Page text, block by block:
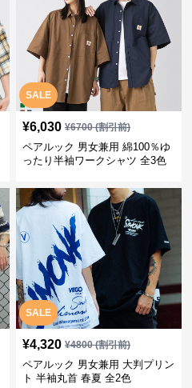
SALE
¥6,030 ¥6700(割引前)
ペアルック 男女兼用 綿100％ゆ
ったり半袖ワークシャツ 全3色
SALE
¥4,320 ¥4800(割引前)
ペアルック 男女兼用 大判プリン
ト 半袖丸首 春夏 全2色